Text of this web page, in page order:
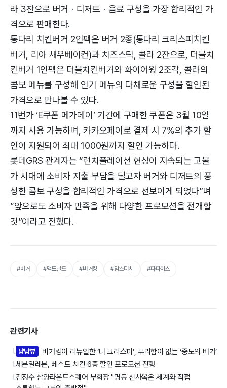
라 3잔으로 버거ㆍ디저트ㆍ음료 구성을 가장 합리적인 가
격으로 판매한다.
통다리 치킨버거 2인팩은 버거 2종(통다리 크리스피치킨
버거, 리아 새우베이컨)과 치즈스틱, 콜라 2잔으로, 더블치
킨버거 1인팩은 더블치킨버거와 화이어윙 2조각, 콜라의
콤보 메뉴를 구성해 인기 메뉴의 다채로운 구성을 할인된
가격으로 만나볼 수 있다.
11번가 ‘E쿠폰 메가데이’ 기간에 구매한 쿠폰은 3월 10일
까지 사용 가능하며, 카카오페이로 결제 시 7%의 추가 할
인이 지원되어 최대 1000원까지 할인 가능하다.
롯데GRS 관계자는 “런치플레이션 현상이 지속되는 고물
가 시대에 소비자 지출 부담을 덜고자 버거와 디저트의 풍
성한 콤보 구성을 합리적인 가격으로 선보이게 되었다”며
“앞으로도 소비자 만족을 위해 다양한 프로모션을 전개할
것”이라고 전했다.
#버거 #맥도날드 #버거킹 #맘스터치 #파파이스
관련기사
└ 냠냠뷰 버거킹이 리뉴얼한 ‘더 크리스퍼’, 무리함이 없는 ‘중도의 버거’
└세븐일레븐, 베스트 치킨 6종 할인 프로모션 진행
└김정수 삼양라운드스퀘어 부회장 "명동 신사옥은 세계와 직접